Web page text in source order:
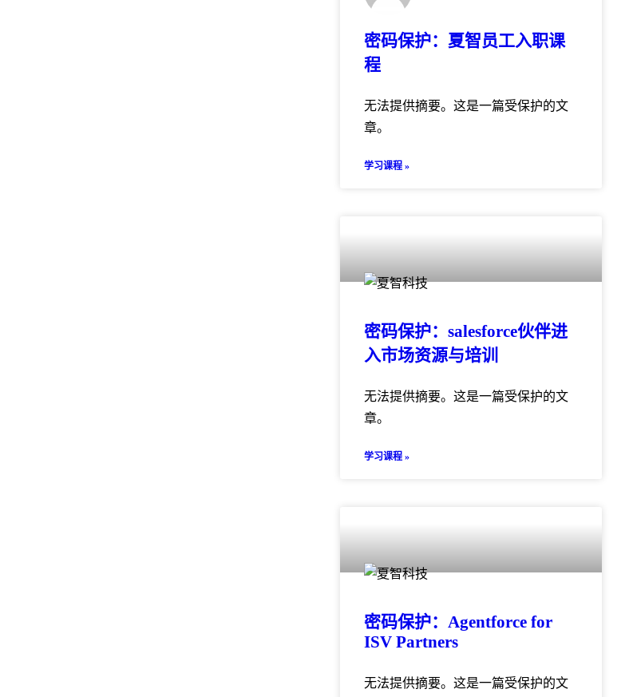
密码保护：夏智员工入职课
程
无法提供摘要。这是一篇受保护的文
章。
学习课程 »
密码保护：salesforce伙伴进
入市场资源与培训
无法提供摘要。这是一篇受保护的文
章。
学习课程 »
密码保护：Agentforce for
ISV Partners
无法提供摘要。这是一篇受保护的文